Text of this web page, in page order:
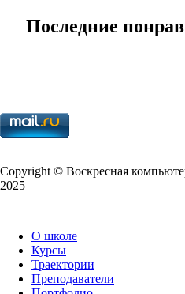
Последние
Copy­right © Воскресная
2025
О школе
Курсы
Траектории
Преподаватели